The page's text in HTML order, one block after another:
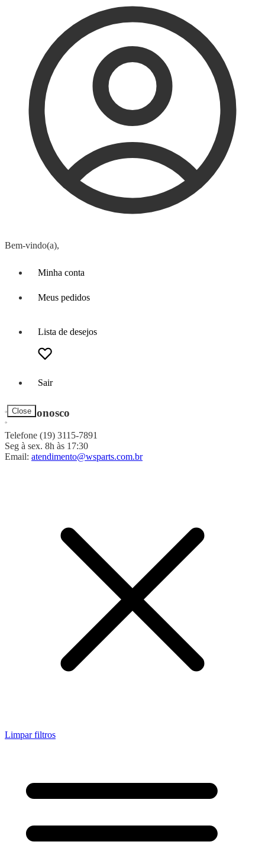
Bem-vindo(a),
Minha conta
Meus pedidos
Lista de desejos
Sair
Close
Fale Conosco
Telefone (19) 3115-7891
Seg à sex. 8h às 17:30
Email: atendimento@wsparts.com.br
Limpar filtros